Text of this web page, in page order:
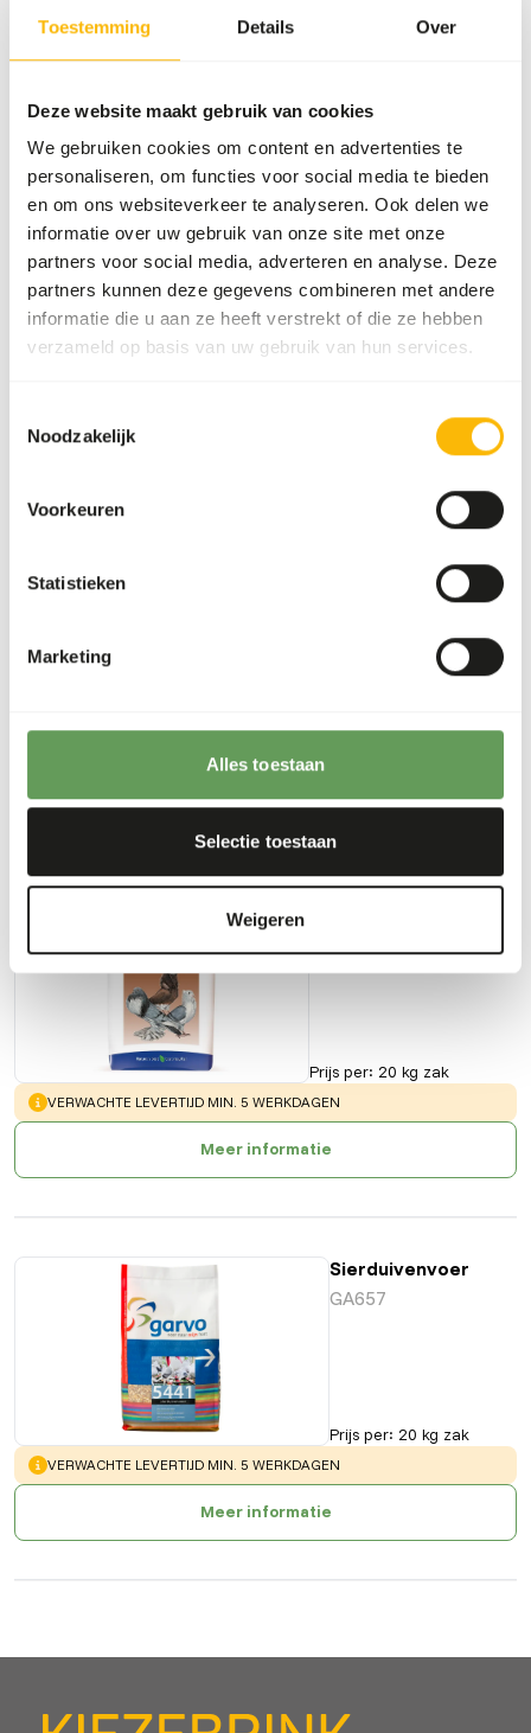
Toestemming Details Over
Deze website maakt gebruik van cookies
We gebruiken cookies om content en advertenties te
personaliseren, om functies voor social media te bieden
en om ons websiteverkeer te analyseren. Ook delen we
informatie over uw gebruik van onze site met onze
partners voor social media, adverteren en analyse. Deze
partners kunnen deze gegevens combineren met andere
informatie die u aan ze heeft verstrekt of die ze hebben
verzameld op basis van uw gebruik van hun services.
Noodzakelijk
Voorkeuren
Statistieken
Marketing
Alles toestaan
Selectie toestaan
Weigeren
Over dit product
doves (including laughing pigeon and original pigeon).
Downloads
Productsheet
garvocyme (with exception of the 900-series)
• Give during the breeding season: a handful of 3865
linseed oil; extra calcium/proteins in the form of, for
example, 9518 garvocalcium 1x per 2 days (the rest of the
year 1x per week); extra 5512 mixed pigeon grit 5.
• Give under specific conditions 9521 garvo intestine
improver.
• Make sure there’s always 5512 mixed pigeon grit 5 (with
aniseed) on the loft.
• Give fresh water daily.
Ook interessant
Prijs per: 20 kg zak
WARNING:
VERWACHTE LEVERTIJD MIN. 5 WERKDAGEN
Meer informatie
Sierduivenvoer
GA657
Prijs per: 20 kg zak
WARNING:
VERWACHTE LEVERTIJD MIN. 5 WERKDAGEN
Meer informatie